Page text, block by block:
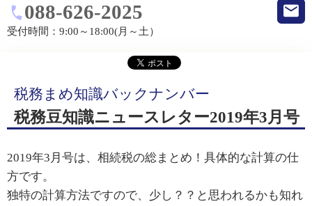
088-626-2025
受付時間： 9:00～18:00(月～土）
税務まめ知識バックナンバー
税務豆知識ニュースレター2019年3月号
2019年3月号は、相続税の総まとめ！具体的な計算の仕
方です。
独特の計算方法ですので、少し？？と思われるかも知れ